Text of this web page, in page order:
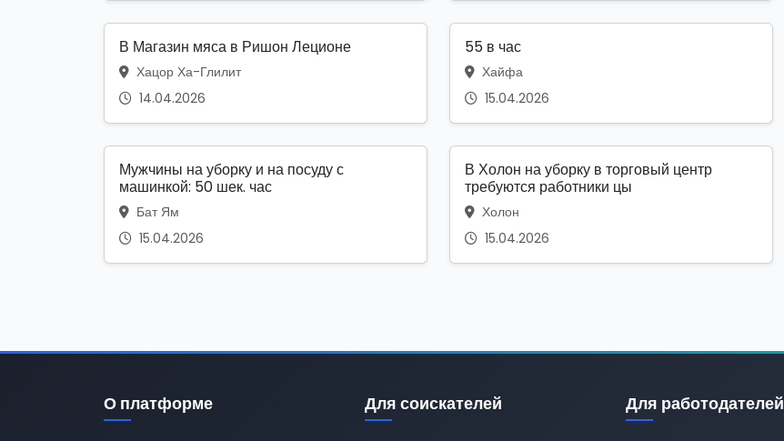
В Магазин мяса в Ришон Леционе
Хацор Ха-Глилит
14.04.2026
55 в час
Хайфа
15.04.2026
Мужчины на уборку и на посуду с
машинкой: 50 шек. час
Бат Ям
15.04.2026
В Холон на уборку в торговый центр
требуются работники цы
Холон
15.04.2026
О платформе Для соискателей Для работодателей